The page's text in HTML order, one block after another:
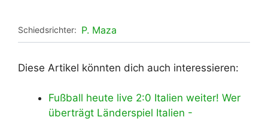
Schiedsrichter: P. Maza
Diese Artikel könnten dich auch interessieren:
Fußball heute live 2:0 Italien weiter! Wer
überträgt Länderspiel Italien -